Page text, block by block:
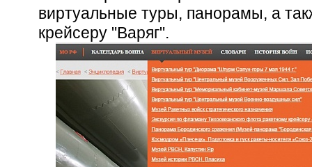
виртуальные туры, панорамы, а
крейсеру "Варяг".